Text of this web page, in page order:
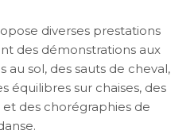
diverses prestations
des démonstrations aux
au sol, des sauts de cheval,
équilibres sur chaises, des
et des chorégraphies de